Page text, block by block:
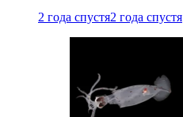
2 года спустя2 года спустя